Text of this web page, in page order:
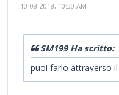
10-08-2018, 10:30 AM
SM199 Ha scritto:
puoi farlo attraverso